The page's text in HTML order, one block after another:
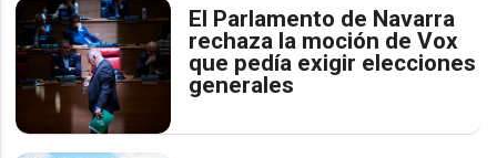
El Parlamento de Navarra
rechaza la moción de Vox
que pedía exigir elecciones
generales